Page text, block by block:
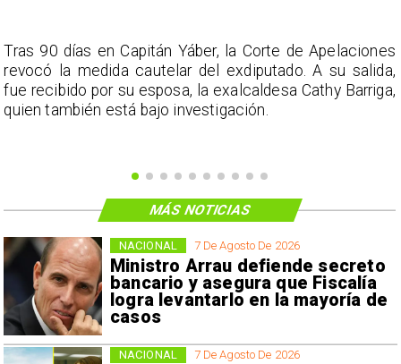
Tras 90 días en Capitán Yáber, la Corte de Apelaciones
revocó la medida cautelar del exdiputado. A su salida,
fue recibido por su esposa, la exalcaldesa Cathy Barriga,
quien también está bajo investigación.
7 De Agosto De 2026
Ministro Arrau defiende secreto
bancario y asegura que Fiscalía
logra levantarlo en la mayoría de
casos
NACIONAL
7 De Agosto De 2026
NACIONAL
MÁS NOTICIAS